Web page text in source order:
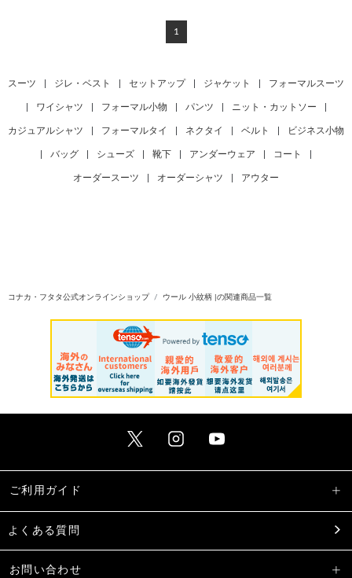
1
スーツ ジレ・ベスト セットアップ ジャケット フォーマルスーツ
ワイシャツ フォーマル小物 パンツ ニット・カットソー
カジュアルシャツ フォーマルタイ ネクタイ ベルト ビジネス小物
バッグ シューズ 靴下 アンダーウェア コート
オーダースーツ オーダーシャツ アウター
コナカ・フタタ公式オンラインショップ ウール 小紋柄 |の関連商品一覧
ご利用ガイド
よくある質問
お問い合わせ